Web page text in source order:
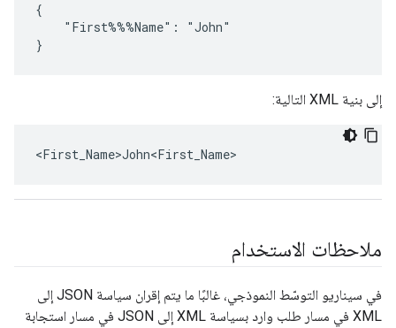
{
    "First%%%Name": "John"
}
إلى بنية XML التالية:
<First_Name>John<First_Name>
ملاحظات الاستخدام
في سيناريو التوسّط النموذجي، غالبًا ما يتم إقران سياسة JSON إلى
XML في مسار طلب وارد بسياسة XML إلى JSON في مسار استجابة